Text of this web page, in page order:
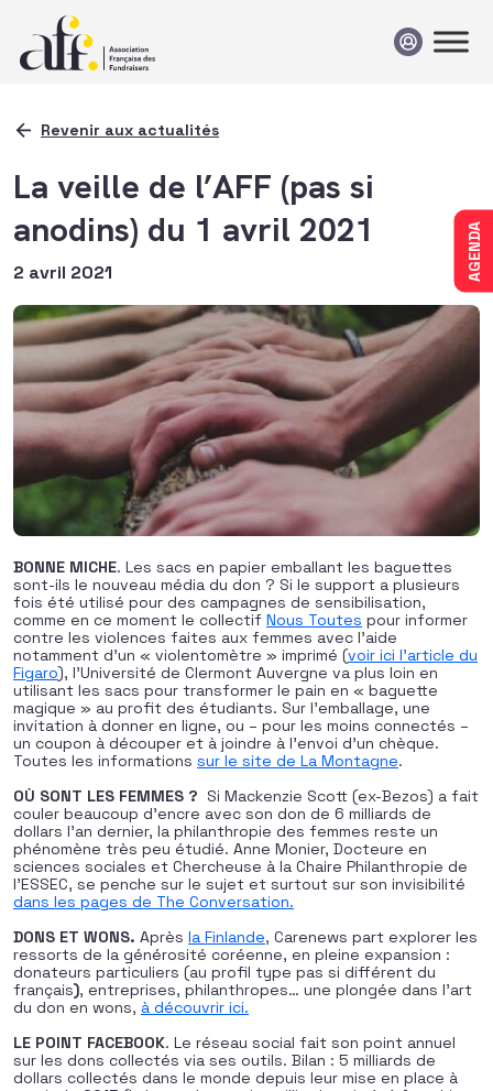
AGENDA
Revenir aux actualités
La veille de l’AFF (pas si
anodins) du 1 avril 2021
2 avril 2021
BONNE MICHE. Les sacs en papier emballant les baguettes
sont-ils le nouveau média du don ? Si le support a plusieurs
fois été utilisé pour des campagnes de sensibilisation,
comme en ce moment le collectif Nous Toutes pour informer
contre les violences faites aux femmes avec l’aide
notamment d’un « violentomètre » imprimé (voir ici l’article du
Figaro), l’Université de Clermont Auvergne va plus loin en
utilisant les sacs pour transformer le pain en « baguette
magique » au profit des étudiants. Sur l’emballage, une
invitation à donner en ligne, ou – pour les moins connectés –
un coupon à découper et à joindre à l’envoi d’un chèque.
Toutes les informations sur le site de La Montagne.
OÙ SONT LES FEMMES ? Si Mackenzie Scott (ex-Bezos) a fait
couler beaucoup d’encre avec son don de 6 milliards de
dollars l’an dernier, la philanthropie des femmes reste un
phénomène très peu étudié. Anne Monier, Docteure en
sciences sociales et Chercheuse à la Chaire Philanthropie de
l’ESSEC, se penche sur le sujet et surtout sur son invisibilité
dans les pages de The Conversation.
DONS ET WONS. Après la Finlande, Carenews part explorer les
ressorts de la générosité coréenne, en pleine expansion :
donateurs particuliers (au profil type pas si différent du
français), entreprises, philanthropes… une plongée dans l’art
du don en wons, à découvrir ici.
LE POINT FACEBOOK. Le réseau social fait son point annuel
sur les dons collectés via ses outils. Bilan : 5 milliards de
dollars collectés dans le monde depuis leur mise en place à